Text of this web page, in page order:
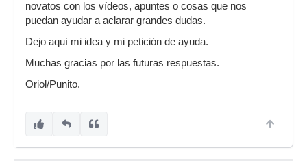
novatos con los vídeos, apuntes o cosas que nos
puedan ayudar a aclarar grandes dudas.
Dejo aquí mi idea y mi petición de ayuda.
Muchas gracias por las futuras respuestas.
Oriol/Punito.